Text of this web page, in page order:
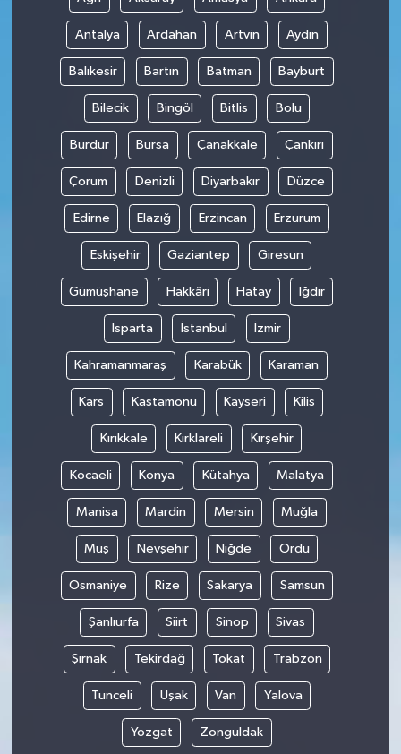
Antalya Ardahan Artvin Aydın
Balıkesir Bartın Batman Bayburt
Bilecik Bingöl Bitlis Bolu
Burdur Bursa Çanakkale Çankırı
Çorum Denizli Diyarbakır Düzce
Edirne Elazığ Erzincan Erzurum
Eskişehir Gaziantep Giresun
Gümüşhane Hakkâri Hatay Iğdır
Isparta İstanbul İzmir
Kahramanmaraş Karabük Karaman
Kars Kastamonu Kayseri Kilis
Kırıkkale Kırklareli Kırşehir
Kocaeli Konya Kütahya Malatya
Manisa Mardin Mersin Muğla
Muş Nevşehir Niğde Ordu
Osmaniye Rize Sakarya Samsun
Şanlıurfa Siirt Sinop Sivas
Şırnak Tekirdağ Tokat Trabzon
Tunceli Uşak Van Yalova
Yozgat Zonguldak